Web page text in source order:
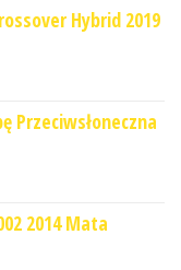
Hybrid 2019
Przeciwsłoneczna
2014 Mata